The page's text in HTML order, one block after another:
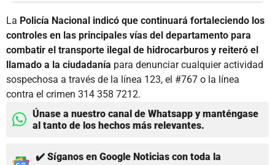
La Policía Nacional indicó que continuará fortaleciendo los
controles en las principales vías del departamento para
combatir el transporte ilegal de hidrocarburos y reiteró el
llamado a la ciudadanía para denunciar cualquier actividad
sospechosa a través de la línea 123, el #767 o la línea
contra el crimen 314 358 7212.
Únase a nuestro canal de Whatsapp y manténgase
al tanto de los hechos más relevantes.
✔️ Síganos en Google Noticias con toda la